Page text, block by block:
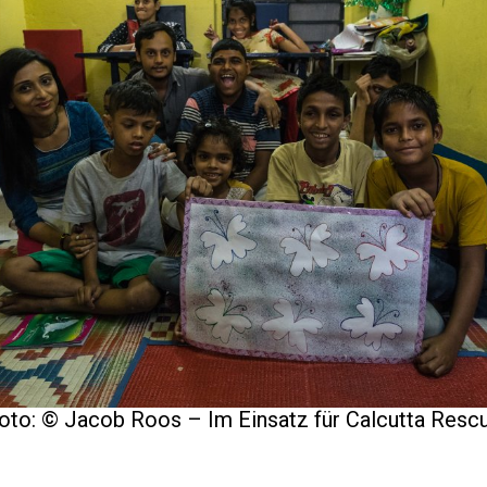
© Jacob Roos – Im Einsatz für Calcutta